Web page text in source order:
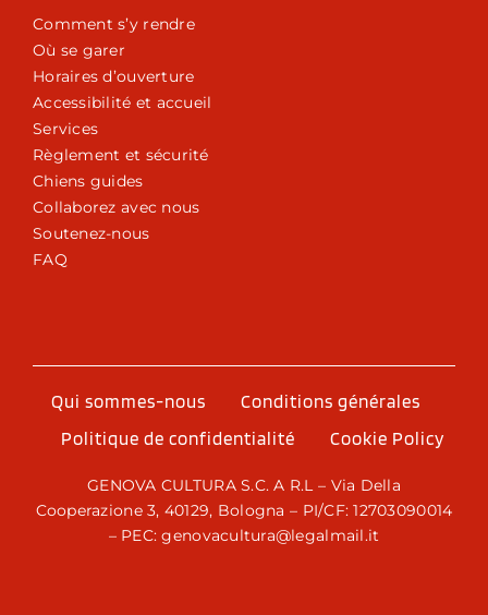
Comment s’y rendre
Où se garer
Horaires d’ouverture
Accessibilité et accueil
Services
Règlement et sécurité
Chiens guides
Collaborez avec nous
Soutenez-nous
FAQ
Qui sommes-nous
Conditions générales
Politique de confidentialité
Cookie Policy
GENOVA CULTURA S.C. A R.L – Via Della
Cooperazione 3, 40129, Bologna – PI/CF: 12703090014
– PEC: genovacultura@legalmail.it